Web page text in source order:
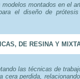
montados en el
el diseño de
DE RESINA Y
las técnicas de
cera perdida,